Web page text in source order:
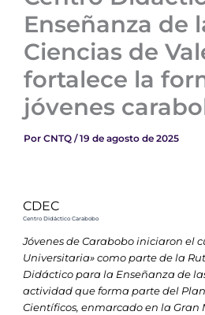
Enseñanza de
Ciencias de
fortalece la
jóvenes
Por CNTQ /19 de agosto de 2025
CDEC
Centro Didáctico Carabobo
Jóvenes de Carabobo iniciaron el
Universitaria» como parte de la
Didáctico para la Enseñanza de
actividad que forma parte del
Científicos, enmarcado en la Gran